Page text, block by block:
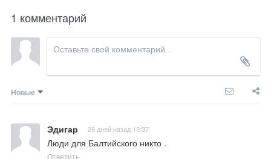
1 комментарий
Новые
Эдигар 28 дней назад 13:37
Люди для Балтийского никто .
Ответить